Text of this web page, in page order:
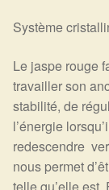
Système
Le jaspe rouge
travailler son
stabilité, de
l’énergie
redescendre
nous permet
telle qu’elle